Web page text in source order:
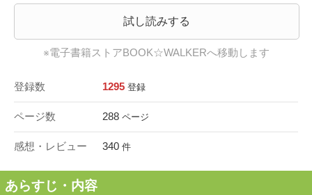
試し読みする
※電子書籍ストアBOOK☆WALKERへ移動します
登録数 1295 登録
ページ数 288 ページ
感想・レビュー 340 件
あらすじ・内容